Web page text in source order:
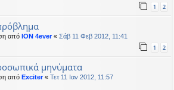
1 2
από ION 4ever« Σάβ 11 Φεβ 2012, 11:41
1 2
μηνύματα
από Exciter« Τετ 11 Ιαν 2012, 11:57